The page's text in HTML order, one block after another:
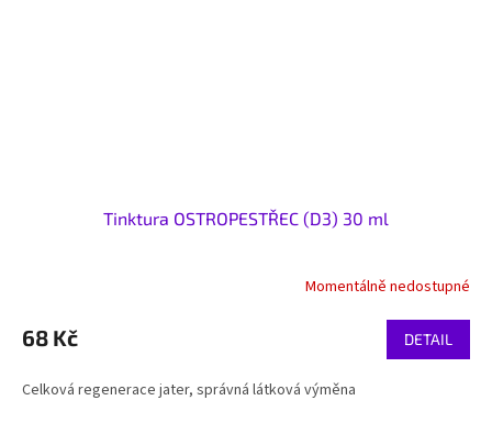
Tinktura OSTROPESTŘEC (D3) 30 ml
Momentálně nedostupné
68 Kč DETAIL
Celková regenerace jater, správná látková výměna